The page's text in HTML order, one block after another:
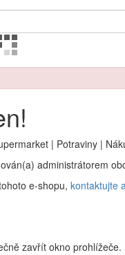
| Potraviny |
administrátorem
e-shopu, kontaktujte
zavřít okno prohlížeče.